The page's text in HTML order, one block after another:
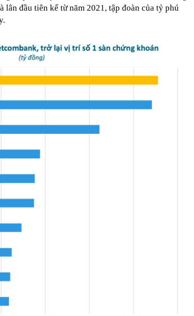
đầu tiên kể từ năm 2021, tập đoàn của tỷ phú